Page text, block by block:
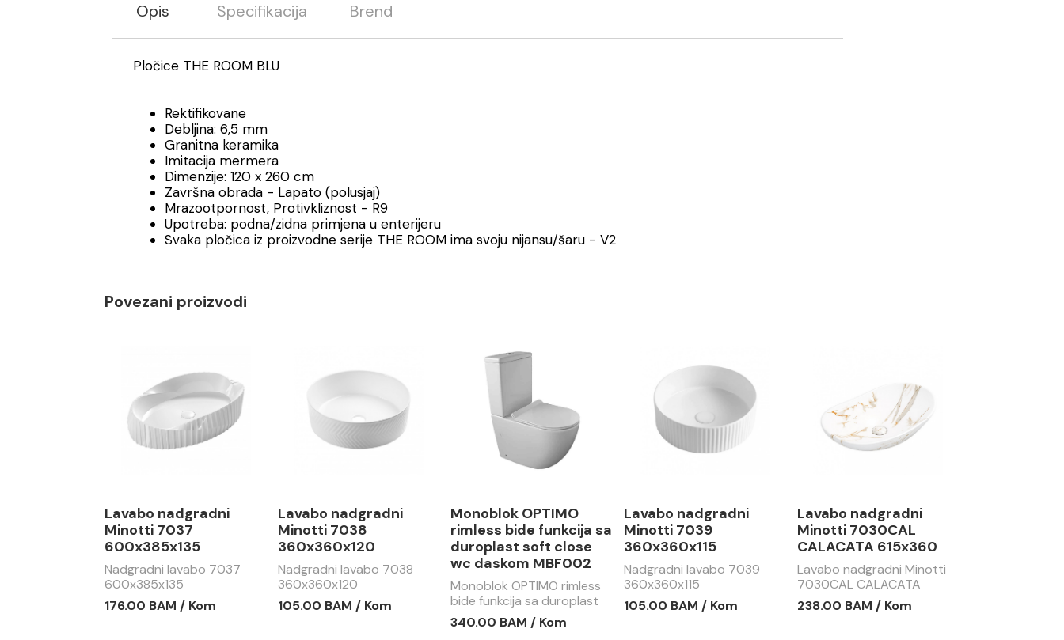
Opis Specifikacija Brend
Pločice THE ROOM BLU
Rektifikovane
Debljina: 6,5 mm
Granitna keramika
Imitacija mermera
Dimenzije: 120 x 260 cm
Završna obrada - Lapato (polusjaj)
Mrazootpornost, Protivkliznost - R9
Upotreba: podna/zidna primjena u enterijeru
Svaka pločica iz proizvodne serije THE ROOM ima svoju nijansu/šaru - V2
Povezani proizvodi
Lavabo nadgradni
Minotti 7037
600x385x135
Nadgradni lavabo 7037
600x385x135
176.00 BAM / Kom
Lavabo nadgradni
Minotti 7038
360x360x120
Nadgradni lavabo 7038
360x360x120
105.00 BAM / Kom
Monoblok OPTIMO
rimless bide funkcija sa
duroplast soft close
wc daskom MBF002
Monoblok OPTIMO rimless
bide funkcija sa duroplast
soft close wc daskom
MBF002
340.00 BAM / Kom
Lavabo nadgradni
Minotti 7039
360x360x115
Nadgradni lavabo 7039
360x360x115
105.00 BAM / Kom
Lavabo nadgradni
Minotti 7030CAL
CALACATA 615x360
Lavabo nadgradni Minotti
7030CAL CALACATA
615x360
238.00 BAM / Kom